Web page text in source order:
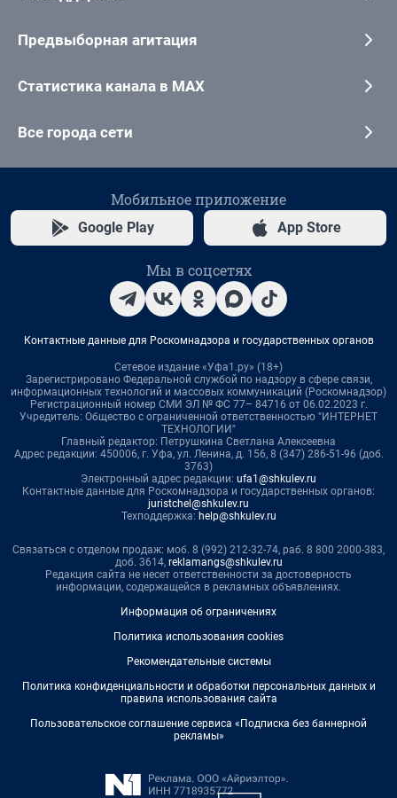
Предвыборная агитация
Статистика канала в MAX
Все города сети
Мобильное приложение
Google Play App Store
Мы в соцсетях
Контактные данные для Роскомнадзора и государственных органов
Сетевое издание «Уфа1.ру» (18+)
Зарегистрировано Федеральной службой по надзору в сфере связи,
информационных технологий и массовых коммуникаций (Роскомнадзор)
Регистрационный номер СМИ ЭЛ № ФС 77– 84716 от 06.02.2023 г.
Учредитель: Общество с ограниченной ответственностью "ИНТЕРНЕТ
ТЕХНОЛОГИИ"
Главный редактор: Петрушкина Светлана Алексеевна
Адрес редакции: 450006, г. Уфа, ул. Ленина, д. 156, 8 (347) 286-51-96 (доб.
3763)
Электронный адрес редакции: ufa1@shkulev.ru
Контактные данные для Роскомнадзора и государственных органов:
juristchel@shkulev.ru
Техподдержка: help@shkulev.ru
Связаться с отделом продаж: моб. 8 (992) 212-32-74, раб. 8 800 2000-383,
доб. 3614, reklamangs@shkulev.ru
Редакция сайта не несет ответственности за достоверность
информации, содержащейся в рекламных объявлениях.
Информация об ограничениях
Политика использования cookies
Рекомендательные системы
Политика конфиденциальности и обработки персональных данных и
правила использования сайта
Пользовательское соглашение сервиса «Подписка без баннерной
рекламы»